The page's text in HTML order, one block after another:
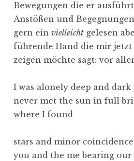
Bewegungen die er
Anstößen und
gern ein vielleicht gelesen
führende Hand die mir jetzt
zeigen möchte sagt: vor
I was alonely deep and
never met the sun in full
where I found
stars and minor
you and the me bearing